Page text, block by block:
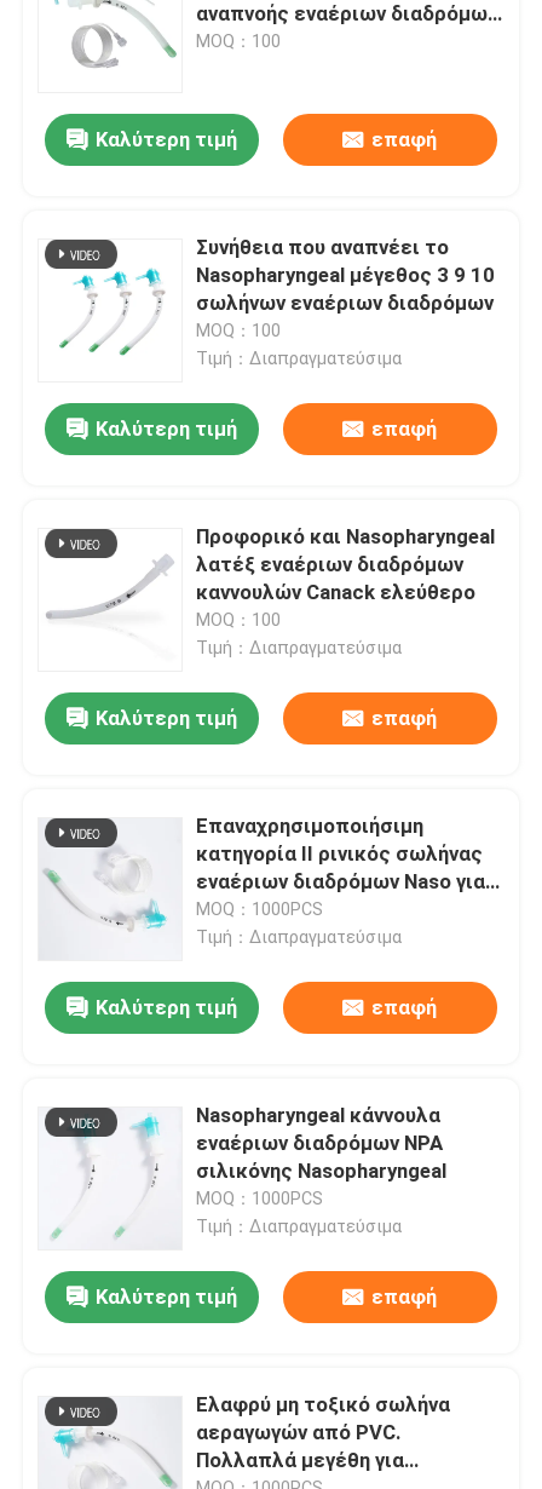
Προϊόντα
Εμφάνιση VR
Σχετικά με εμάς
Ποιοτικός έλεγχος
επαφή
Νέα
Όλες οι περιπτώσεις
Ζητήστε ένα απόσπασμα
αναπνοής εναέριων διαδρόμων
NPA με τη μαλακή άκρη
MOQ：100
Καλύτερη τιμή επαφή
Συνήθεια που αναπνέει το
Nasopharyngeal μέγεθος 3 9 10
σωλήνων εναέριων διαδρόμων
MOQ：100
Τιμή：Διαπραγματεύσιμα
Καλύτερη τιμή επαφή
Προφορικό και Nasopharyngeal
λατέξ εναέριων διαδρόμων
καννουλών Canack ελεύθερο
MOQ：100
Τιμή：Διαπραγματεύσιμα
Καλύτερη τιμή επαφή
Επαναχρησιμοποιήσιμη
κατηγορία ΙΙ ρινικός σωλήνας
εναέριων διαδρόμων Naso για
τα παιδιά και τους ενηλίκους
MOQ：1000PCS
Τιμή：Διαπραγματεύσιμα
Καλύτερη τιμή επαφή
Nasopharyngeal κάννουλα
εναέριων διαδρόμων NPA
σιλικόνης Nasopharyngeal
MOQ：1000PCS
Τιμή：Διαπραγματεύσιμα
Καλύτερη τιμή επαφή
Ελαφρύ μη τοξικό σωλήνα
αεραγωγών από PVC.
Πολλαπλά μεγέθη για